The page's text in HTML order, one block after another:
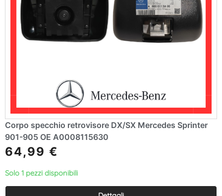
Corpo specchio retrovisore DX/SX Mercedes Sprinter
901-905 OE A0008115630
64,99 €
Solo 1 pezzi disponibili